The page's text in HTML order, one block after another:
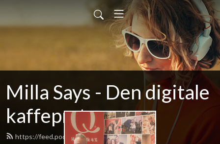
Milla Says - Den digitale
kaffepraten
https://feed.podbean.com/millasays/feed.xml